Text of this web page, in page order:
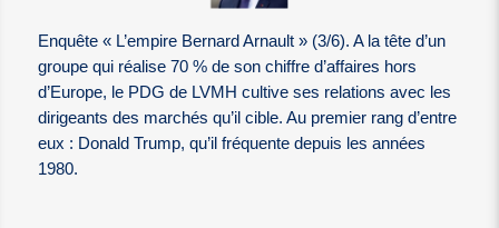
Enquête « L’empire Bernard Arnault » (3/6). A la tête d’un
groupe qui réalise 70 % de son chiffre d’affaires hors
d’Europe, le PDG de LVMH cultive ses relations avec les
dirigeants des marchés qu’il cible. Au premier rang d’entre
eux : Donald Trump, qu’il fréquente depuis les années
1980.